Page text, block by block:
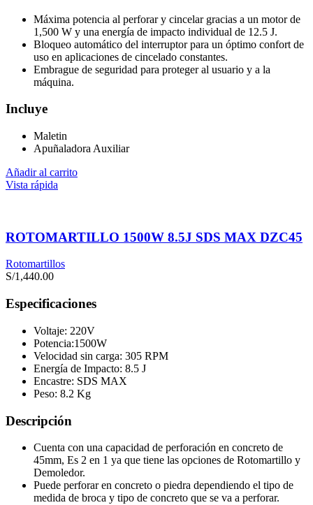
Máxima potencia al perforar y cincelar gracias a un motor de
1,500 W y una energía de impacto individual de 12.5 J.
Bloqueo automático del interruptor para un óptimo confort de
uso en aplicaciones de cincelado constantes.
Embrague de seguridad para proteger al usuario y a la
máquina.
Incluye
Maletin
Apuñaladora Auxiliar
Añadir al carrito
Vista rápida
ROTOMARTILLO 1500W 8.5J SDS MAX DZC45
Rotomartillos
S/1,440.00
Especificaciones
Voltaje: 220V
Potencia:1500W
Velocidad sin carga: 305 RPM
Energía de Impacto: 8.5 J
Encastre: SDS MAX
Peso: 8.2 Kg
Descripción
Cuenta con una capacidad de perforación en concreto de
45mm, Es 2 en 1 ya que tiene las opciones de Rotomartillo y
Demoledor.
Puede perforar en concreto o piedra dependiendo el tipo de
medida de broca y tipo de concreto que se va a perforar.